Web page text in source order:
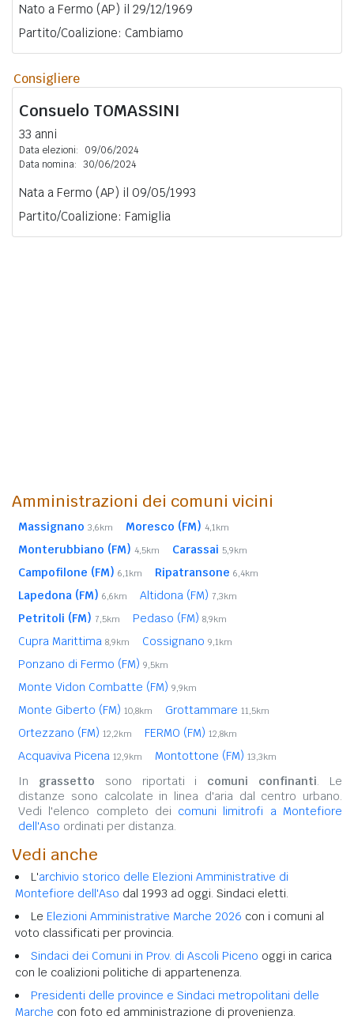
Nato a Fermo (AP) il 29/12/1969
Partito/Coalizione: Cambiamo
Consigliere
Consuelo TOMASSINI
33 anni
Data elezioni:
09/06/2024
Data nomina: 30/06/2024
Nata a Fermo (AP) il 09/05/1993
Partito/Coalizione: Famiglia
Amministrazioni dei comuni vicini
Massignano 3,6km Moresco (FM) 4,1km
Monterubbiano (FM) 4,5km Carassai 5,9km
Campofilone (FM) 6,1km Ripatransone 6,4km
Lapedona (FM) 6,6km Altidona (FM) 7,3km
Petritoli (FM) 7,5km Pedaso (FM) 8,9km
Cupra Marittima 8,9km Cossignano 9,1km
Ponzano di Fermo (FM) 9,5km
Monte Vidon Combatte (FM) 9,9km
Monte Giberto (FM) 10,8km Grottammare 11,5km
Ortezzano (FM) 12,2km FERMO (FM) 12,8km
Acquaviva Picena 12,9km Montottone (FM) 13,3km
In grassetto sono riportati i comuni confinanti. Le
distanze sono calcolate in linea d'aria dal centro urbano.
Vedi l'elenco completo dei comuni limitrofi a Montefiore
dell'Aso ordinati per distanza.
Vedi anche
L'archivio storico delle Elezioni Amministrative di
Montefiore dell'Aso dal 1993 ad oggi. Sindaci eletti.
Le Elezioni Amministrative Marche 2026 con i comuni al
voto classificati per provincia.
Sindaci dei Comuni in Prov. di Ascoli Piceno oggi in carica
con le coalizioni politiche di appartenenza.
Presidenti delle province e Sindaci metropolitani delle
Marche con foto ed amministrazione di provenienza.